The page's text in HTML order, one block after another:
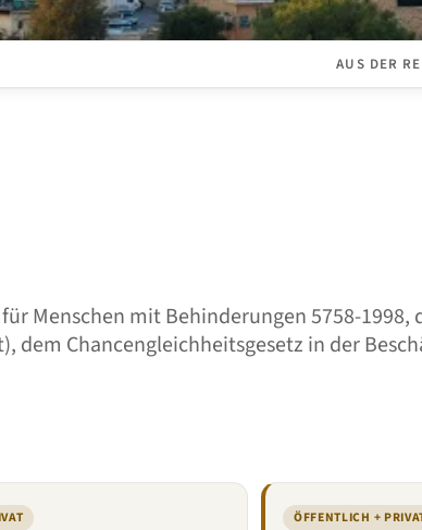
AUS DER
Menschen mit Behinderungen 5758-
dem Chancengleichheitsgesetz in der
ÖFFENTLICH +